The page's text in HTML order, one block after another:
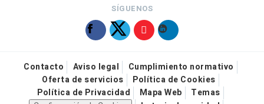
SÍGUENOS
Contacto Aviso legal
Cumplimiento normativo
Oferta de servicios
Política de Cookies
Política de Privacidad
Mapa Web
Temas